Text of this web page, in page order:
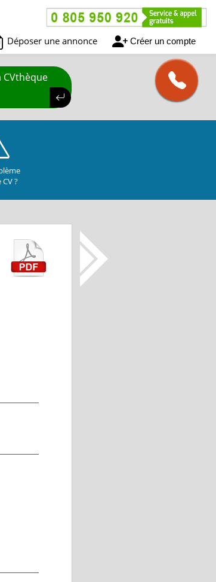
Déposer une annonce Créer un compte
CVthèque
CV ?